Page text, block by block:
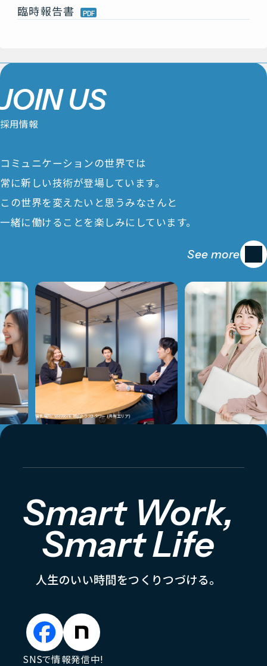
臨時報告書
JOIN US
採用情報
コミュニケーションの世界では
常に新しい技術が登場しています。
この世界を変えたいと思うみなさんと
一緒に働けることを楽しみにしています。
See more
撮影場所: WeWork 城山トラストタワー (共有エリア)
Smart Work,
Smart Life
人生のいい時間をつ く りつづける。
SNSで情報発信中!